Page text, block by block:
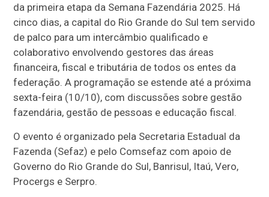
da primeira etapa da Semana Fazendária 2025. Há
cinco dias, a capital do Rio Grande do Sul tem servido
de palco para um intercâmbio qualificado e
colaborativo envolvendo gestores das áreas
financeira, fiscal e tributária de todos os entes da
federação. A programação se estende até a próxima
sexta-feira (10/10), com discussões sobre gestão
fazendária, gestão de pessoas e educação fiscal.
O evento é organizado pela Secretaria Estadual da
Fazenda (Sefaz) e pelo Comsefaz com apoio de
Governo do Rio Grande do Sul, Banrisul, Itaú, Vero,
Procergs e Serpro.